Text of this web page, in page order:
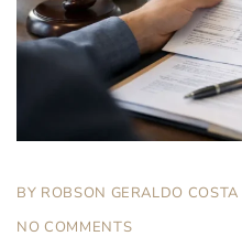
BY ROBSON GERALDO COSTA
NO COMMENTS